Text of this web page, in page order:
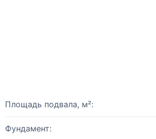
Площадь подвала, м²:
Фундамент: